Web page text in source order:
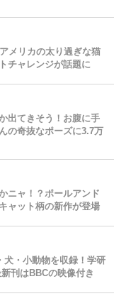
メリカの太り過ぎな猫
チャレンジが話題に
出てきそう！お腹に手
の奇抜なポーズに3.7万
ニャ！？ポールアンド
ャット柄の新作が登場
犬・小動物を収録！学研
刊はBBCの映像付き